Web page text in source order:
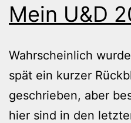
Mein U&D
Wahrscheinlich
spät ein kurzer
geschrieben, aber
hier sind in den